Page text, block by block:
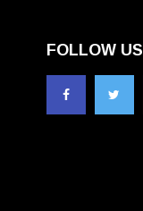
FOLLOW US